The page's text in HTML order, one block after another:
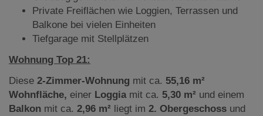
Private Freiflächen wie Loggien, Terrassen und
Balkone bei vielen Einheiten
Tiefgarage mit Stellplätzen
Wohnung Top 21:
Diese 2-Zimmer-Wohnung mit ca. 55,16 m²
Wohnfläche, einer Loggia mit ca. 5,30 m² und einem
Balkon mit ca. 2,96 m² liegt im 2. Obergeschoss und